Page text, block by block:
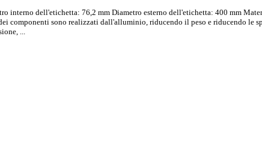
interno dell'etichetta: 76,2 mm Diametro esterno dell'etichetta: 400 mm
sono realizzati dall'alluminio, riducendo il peso e riducendo le
...